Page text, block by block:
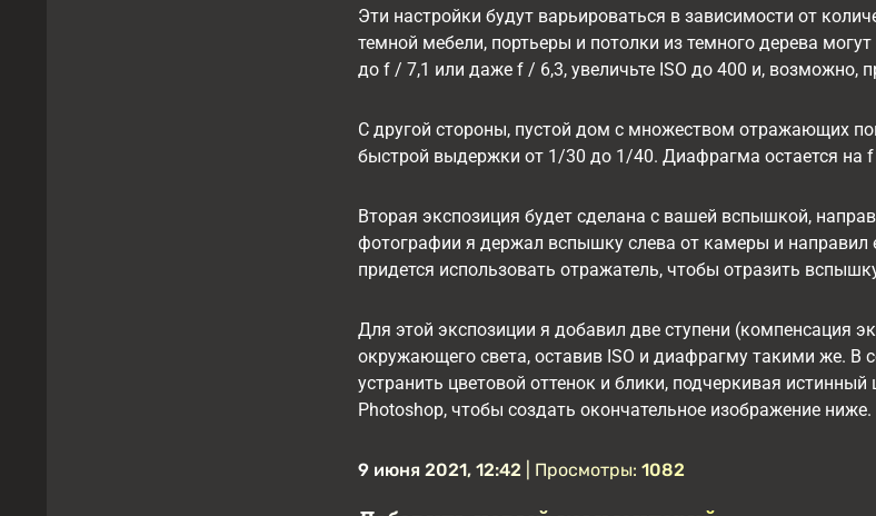
Эти настройки будут варьироваться в зависимости от
темной мебели, портьеры и потолки из темного дерева
до f / 7,1 или даже f / 6,3, увеличьте ISO до 400 и, возможно,
С другой стороны, пустой дом с множеством отражающих
быстрой выдержки от 1/30 до 1/40. Диафрагма остается на
Вторая экспозиция будет сделана с вашей вспышкой,
фотографии я держал вспышку слева от камеры и
придется использовать отражатель, чтобы отразить
Для этой экспозиции я добавил две ступени (компенсация
окружающего света, оставив ISO и диафрагму такими же.
устранить цветовой оттенок и блики, подчеркивая
Photoshop, чтобы создать окончательное изображение ниже.
9 июня 2021, 12:42 | Просмотры: 1082